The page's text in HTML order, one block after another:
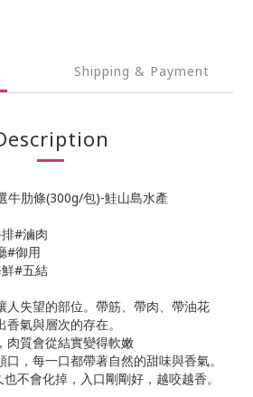
Shipping & Payment
牛肋條(300g/包)-鮭山島水產
#滷肉
#御用
#五結
人失望的部位。帶筋、帶肉、帶油花
氣與層次的存在。
肉質會從結實變得軟嫩
，每一口都帶著自然的甜味與香氣。
不會化掉，入口剛剛好，越咬越香。